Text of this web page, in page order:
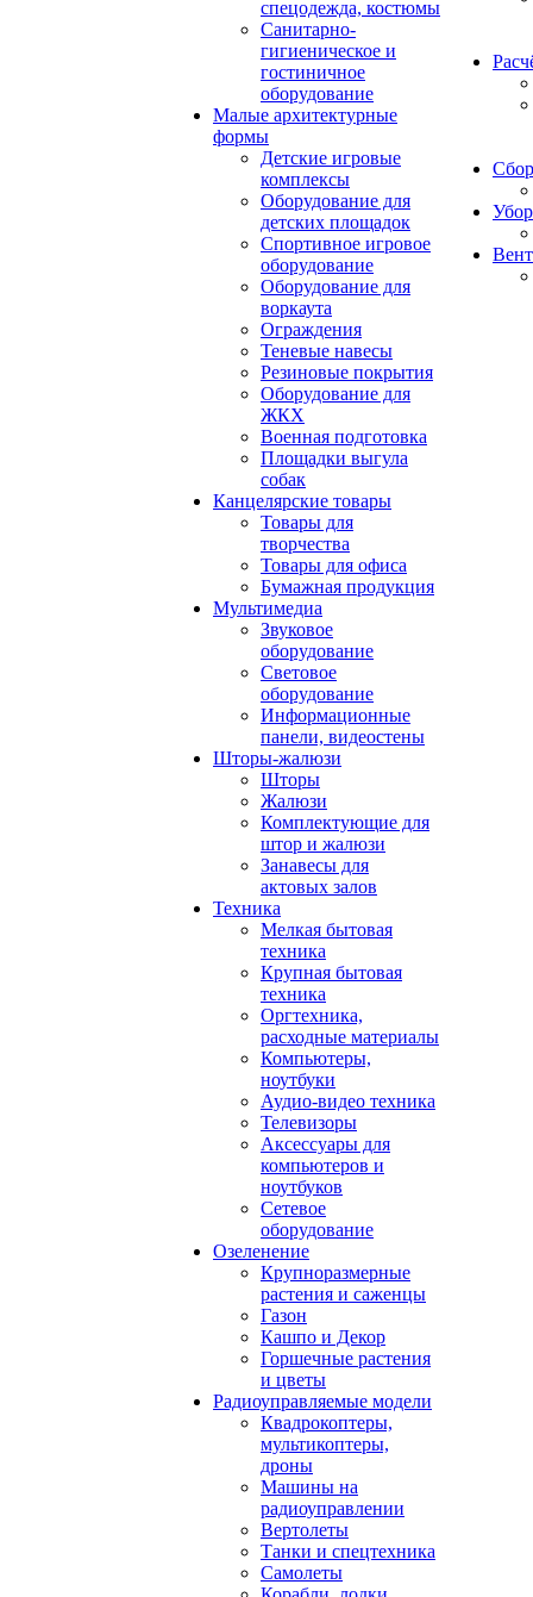
спецодежда, костюмы
Санитарно-
гигиеническое и
гостиничное
оборудование
Малые архитектурные
формы
Детские игровые
комплексы
Оборудование для
детских площадок
Спортивное игровое
оборудование
Оборудование для
воркаута
Ограждения
Теневые навесы
Резиновые покрытия
Оборудование для
ЖКХ
Военная подготовка
Площадки выгула
собак
Канцелярские товары
Товары для
творчества
Товары для офиса
Бумажная продукция
Мультимедиа
Звуковое
оборудование
Световое
оборудование
Информационные
панели, видеостены
Шторы-жалюзи
Шторы
Жалюзи
Комплектующие для
штор и жалюзи
Занавесы для
актовых залов
Техника
Мелкая бытовая
техника
Крупная бытовая
техника
Оргтехника,
расходные материалы
Компьютеры,
ноутбуки
Аудио-видео техника
Телевизоры
Аксессуары для
компьютеров и
ноутбуков
Сетевое
оборудование
Озеленение
Крупноразмерные
растения и саженцы
Газон
Кашпо и Декор
Горшечные растения
и цветы
Радиоуправляемые модели
Квадрокоптеры,
мультикоптеры,
дроны
Машины на
радиоуправлении
Вертолеты
Танки и спецтехника
Самолеты